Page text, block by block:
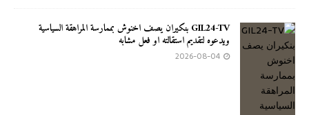
GIL24-TV بنكيران يصف اخنوش بممارسة المراهقة السياسية
ويدعوه لتقديم استقالته او فعل مشابه
2026-08-04